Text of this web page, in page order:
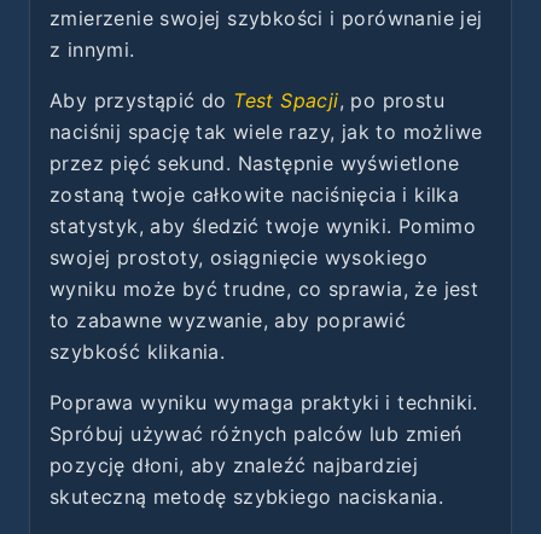
zmierzenie swojej szybkości i porównanie jej
z innymi.
Aby przystąpić do Test Spacji, po prostu
naciśnij spację tak wiele razy, jak to możliwe
przez pięć sekund. Następnie wyświetlone
zostaną twoje całkowite naciśnięcia i kilka
statystyk, aby śledzić twoje wyniki. Pomimo
swojej prostoty, osiągnięcie wysokiego
wyniku może być trudne, co sprawia, że jest
to zabawne wyzwanie, aby poprawić
szybkość klikania.
Poprawa wyniku wymaga praktyki i techniki.
Spróbuj używać różnych palców lub zmień
pozycję dłoni, aby znaleźć najbardziej
skuteczną metodę szybkiego naciskania.